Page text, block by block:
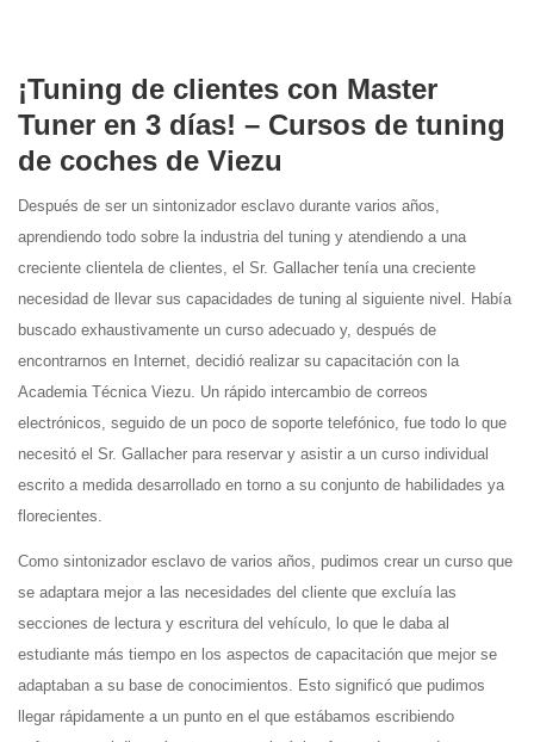
¡Tuning de clientes con Master
Tuner en 3 días! – Cursos de tuning
de coches de Viezu
Después de ser un sintonizador esclavo durante varios años,
aprendiendo todo sobre la industria del tuning y atendiendo a una
creciente clientela de clientes, el Sr. Gallacher tenía una creciente
necesidad de llevar sus capacidades de tuning al siguiente nivel. Había
buscado exhaustivamente un curso adecuado y, después de
encontrarnos en Internet, decidió realizar su capacitación con la
Academia Técnica Viezu. Un rápido intercambio de correos
electrónicos, seguido de un poco de soporte telefónico, fue todo lo que
necesitó el Sr. Gallacher para reservar y asistir a un curso individual
escrito a medida desarrollado en torno a su conjunto de habilidades ya
florecientes.
Como sintonizador esclavo de varios años, pudimos crear un curso que
se adaptara mejor a las necesidades del cliente que excluía las
secciones de lectura y escritura del vehículo, lo que le daba al
estudiante más tiempo en los aspectos de capacitación que mejor se
adaptaban a su base de conocimientos. Esto significó que pudimos
llegar rápidamente a un punto en el que estábamos escribiendo